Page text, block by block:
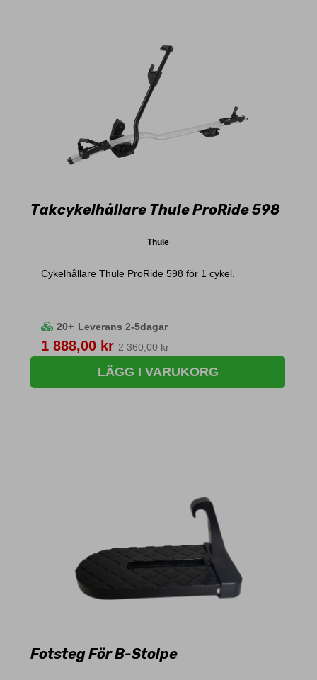
Takcykelhållare Thule ProRide 598
Thule
Cykelhållare Thule ProRide 598 för 1 cykel.
20+ Leverans 2-5dagar
Pris
1 888,00 kr 2 360,00 kr
LÄGG I VARUKORG
Fotsteg För B-Stolpe